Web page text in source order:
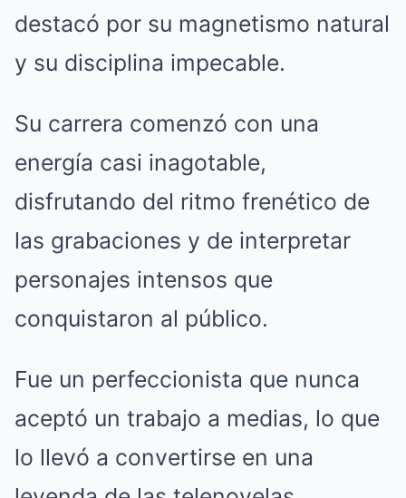
destacó por su magnetismo natural
y su disciplina impecable.
Su carrera comenzó con una
energía casi inagotable,
disfrutando del ritmo frenético de
las grabaciones y de interpretar
personajes intensos que
conquistaron al público.
Fue un perfeccionista que nunca
aceptó un trabajo a medias, lo que
lo llevó a convertirse en una